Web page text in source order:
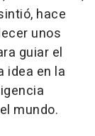
hace
unos
guiar el
idea en la
mundo.